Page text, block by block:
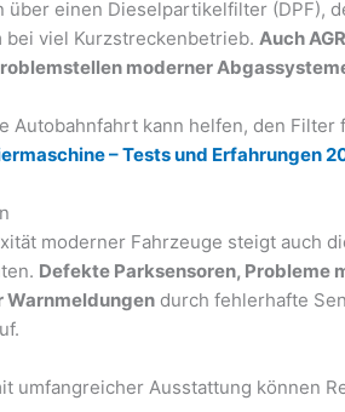
über einen Dieselpartikelfilter (DPF),
bei viel Kurzstreckenbetrieb.Auch
moderner
Autobahnfahrt kann helfen, den Filter
– Tests und Erfahrungen
moderner Fahrzeuge steigt auch
Defekte Parksensoren, Probleme
Warnmeldungen durch fehlerhafte
umfangreicher Ausstattung können